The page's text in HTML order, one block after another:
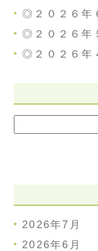
◎２０２６年
◎２０２６年
◎２０２６年
2026年7月
2026年6月